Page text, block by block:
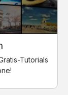
Tutorials